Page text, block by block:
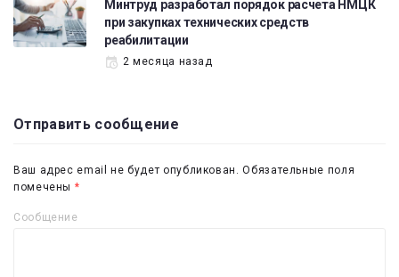
Минтруд разработал порядок расчета НМЦК
при закупках технических средств
реабилитации
2 месяца назад
Отправить сообщение
Ваш адрес email не будет опубликован. Обязательные поля
помечены *
Сообщение